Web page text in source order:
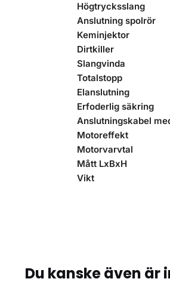
Högtrycksslang
Anslutning spolrör
Keminjektor
Dirtkiller
Slangvinda
Totalstopp
Elanslutning
Erfoderlig säkring
Anslutningskabel
Motoreffekt
Motorvarvtal
Mått LxBxH
Vikt
Du kanske även är